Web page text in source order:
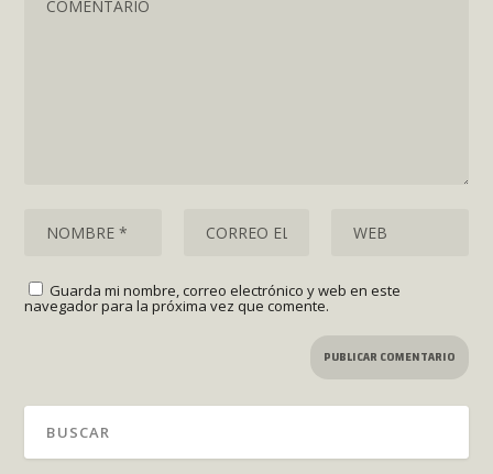
Guarda mi nombre, correo electrónico y web en este
navegador para la próxima vez que comente.